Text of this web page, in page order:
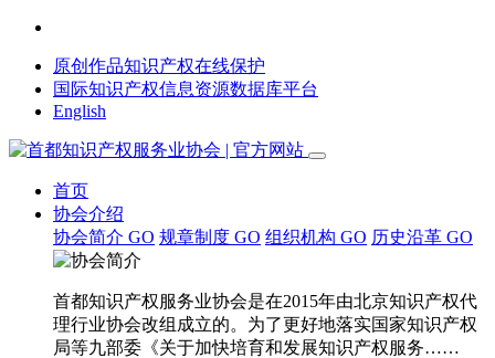
原创作品知识产权在线保护
国际知识产权信息资源数据库平台
English
首页
协会介绍
协会简介 GO 规章制度 GO 组织机构 GO 历史沿革 GO
首都知识产权服务业协会是在2015年由北京知识产权代
理行业协会改组成立的。为了更好地落实国家知识产权
局等九部委《关于加快培育和发展知识产权服务……